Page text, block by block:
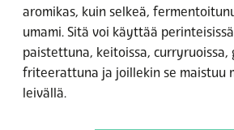
aromikas, kuin selkeä,
umami. Sitä voi käyttää
paistettuna, keitoissa, curryruoissa,
friteerattuna ja joillekin se maistuu
leivällä.